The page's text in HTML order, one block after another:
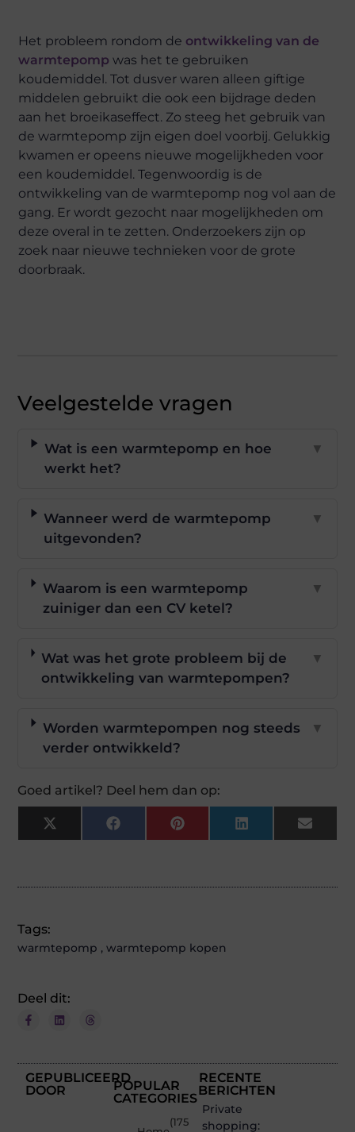
Het probleem rondom de ontwikkeling van de
warmtepomp was het te gebruiken
koudemiddel. Tot dusver waren alleen giftige
middelen gebruikt die ook een bijdrage deden
aan het broeikaseffect. Zo steeg het gebruik van
de warmtepomp zijn eigen doel voorbij. Gelukkig
kwamen er opeens nieuwe mogelijkheden voor
een koudemiddel. Tegenwoordig is de
ontwikkeling van de warmtepomp nog vol aan de
gang. Er wordt gezocht naar mogelijkheden om
deze overal in te zetten. Onderzoekers zijn op
zoek naar nieuwe technieken voor de grote
doorbraak.
Veelgestelde vragen
Wat is een warmtepomp en hoe
werkt het?
▼
Wanneer werd de warmtepomp
uitgevonden?
▼
Waarom is een warmtepomp
zuiniger dan een CV ketel?
▼
Wat was het grote probleem bij de
ontwikkeling van warmtepompen?
▼
Worden warmtepompen nog steeds
verder ontwikkeld?
▼
Goed artikel? Deel hem dan op:
X
(Twitter)
FacebookPinterestLinkedInEmail
Tags:
warmtepomp ,warmtepomp kopen
Deel dit:
GEPUBLICEERD
DOOR
POPULAR
CATEGORIES
(175
RECENTE
BERICHTEN
Private
shopping: